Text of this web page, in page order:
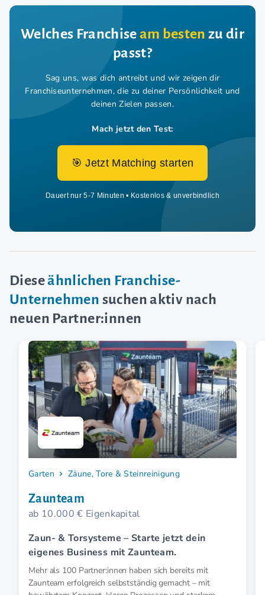
Welches Franchiseam besten zu dir
passt?
Sag uns, was dich antreibt und wir zeigen dir
Franchiseunternehmen, die zu deiner Persönlichkeit und
deinen Zielen passen.
Mach jetzt den Test:
🎯 Jetzt Matching starten
Dauert nur 5-7 Minuten • Kostenlos & unverbindlich
Dieseähnlichen Franchise-
Unternehmen suchen aktiv nach
neuen Partner:innen
Garten Zäune, Tore & Steinreinigung
Zaunteam
ab 10.000 € Eigenkapital
Zaun- & Torsysteme – Starte jetzt dein
eigenes Business mit Zaunteam.
Mehr als 100 Partner:innen haben sich bereits mit
Zaunteam erfolgreich selbstständig gemacht – mit